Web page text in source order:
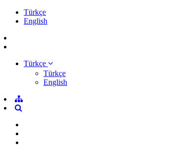
Türkçe
English
Türkçe
Türkçe
English